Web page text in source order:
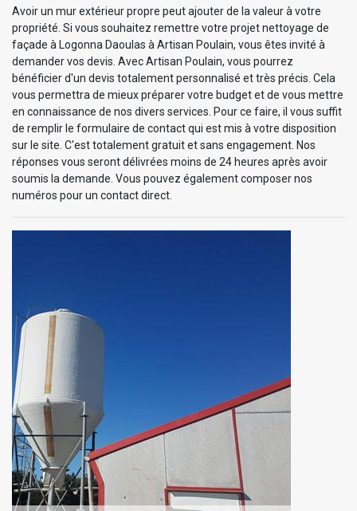
Avoir un mur extérieur propre peut ajouter de la valeur à votre
propriété. Si vous souhaitez remettre votre projet nettoyage de
façade à Logonna Daoulas à Artisan Poulain, vous êtes invité à
demander vos devis. Avec Artisan Poulain, vous pourrez
bénéficier d'un devis totalement personnalisé et très précis. Cela
vous permettra de mieux préparer votre budget et de vous mettre
en connaissance de nos divers services. Pour ce faire, il vous suffit
de remplir le formulaire de contact qui est mis à votre disposition
sur le site. C'est totalement gratuit et sans engagement. Nos
réponses vous seront délivrées moins de 24 heures après avoir
soumis la demande. Vous pouvez également composer nos
numéros pour un contact direct.